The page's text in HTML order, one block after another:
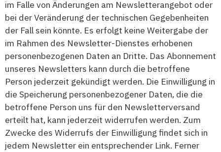
im Falle von Änderungen am Newsletterangebot oder
bei der Veränderung der technischen Gegebenheiten
der Fall sein könnte. Es erfolgt keine Weitergabe der
im Rahmen des Newsletter-Dienstes erhobenen
personenbezogenen Daten an Dritte. Das Abonnement
unseres Newsletters kann durch die betroffene
Person jederzeit gekündigt werden. Die Einwilligung in
die Speicherung personenbezogener Daten, die die
betroffene Person uns für den Newsletterversand
erteilt hat, kann jederzeit widerrufen werden. Zum
Zwecke des Widerrufs der Einwilligung findet sich in
jedem Newsletter ein entsprechender Link. Ferner